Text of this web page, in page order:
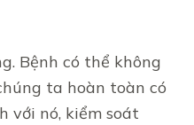
Bệnh có thể không
ta hoàn toàn có
với nó, kiểm soát